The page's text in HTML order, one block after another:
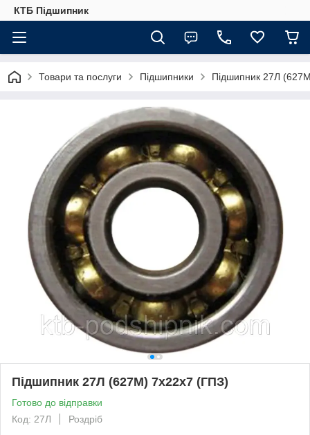
КТБ Підшипник
Товари та послуги Підшипники Підшипник 27Л
Підшипник 27Л (627M) 7x22x7 (ГПЗ)
Готово до відправки
Код: 27Л
Роздріб